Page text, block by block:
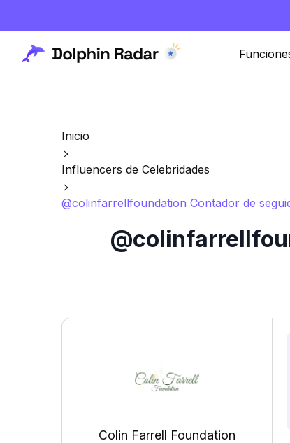
Inicio
Influencers de Celebridades
@colinfarrellfoundation Contador de
Colin Farrell Foundation